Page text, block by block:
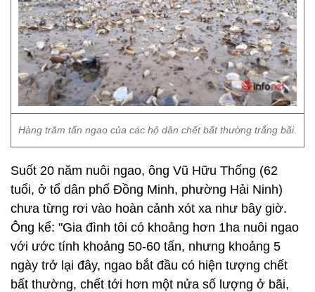
Hàng trăm tấn ngao của các hộ dân chết bất thường trắng bãi.
Suốt 20 năm nuôi ngao, ông Vũ Hữu Thống (62
tuổi, ở tổ dân phố Đồng Minh, phường Hải Ninh)
chưa từng rơi vào hoàn cảnh xót xa như bây giờ.
Ông kể: "Gia đình tôi có khoảng hơn 1ha nuôi ngao
với ước tính khoảng 50-60 tấn, nhưng khoảng 5
ngày trở lại đây, ngao bắt đầu có hiện tượng chết
bất thường, chết tới hơn một nửa số lượng ở bãi,